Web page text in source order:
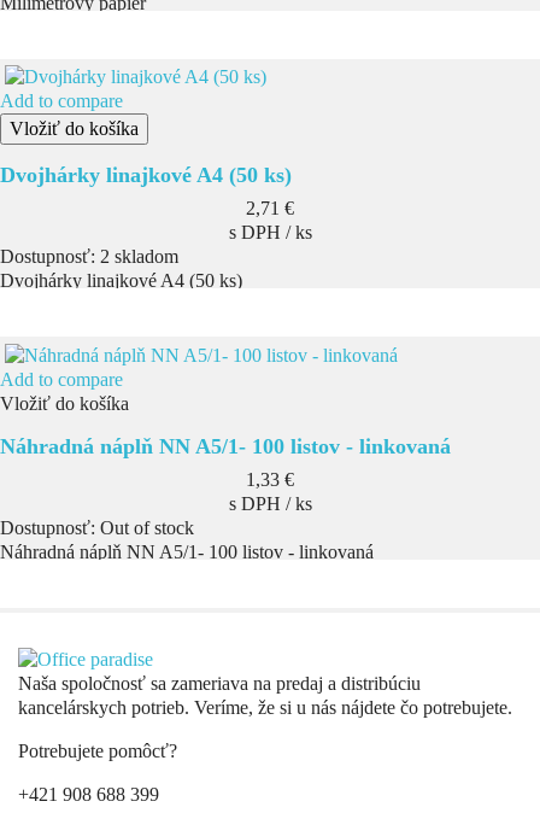
Add to compare
Vložiť do košíka
Dvojhárky linajkové A4 (50 ks)
Cena
2,71 €
s DPH / ks
Dostupnosť: 2 skladom
Dvojhárky linajkové A4 (50 ks)
Add to compare
Vložiť do košíka
Náhradná náplň NN A5/1- 100 listov - linkovaná
Cena
1,33 €
s DPH / ks
Dostupnosť: Out of stock
Náhradná náplň NN A5/1- 100 listov - linkovaná
Naša spoločnosť sa zameriava na predaj a distribúciu
kancelárskych potrieb. Veríme, že si u nás nájdete čo potrebujete.
Potrebujete pomôcť?
+421 908 688 399